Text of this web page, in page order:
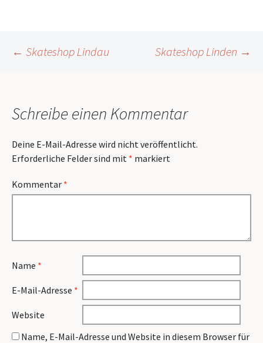
Beitragsnavigation
← Skateshop Lindau Skateshop Linden →
Schreibe einen Kommentar
Deine E-Mail-Adresse wird nicht veröffentlicht.
Erforderliche Felder sind mit * markiert
Kommentar *
Name *
E-Mail-Adresse *
Website
Name, E-Mail-Adresse und Website in diesem Browser für